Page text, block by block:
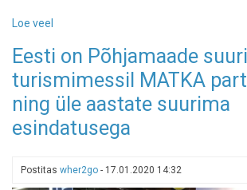
Loe veel
üks
suurim
turismimess
ITB
Berlin
koroonaviiruse
Eesti on Põhjamaade
turismimessil MATKA
ning üle aastate suurima
esindatusega
Postitas wher2go - 17.01.2020 14:32